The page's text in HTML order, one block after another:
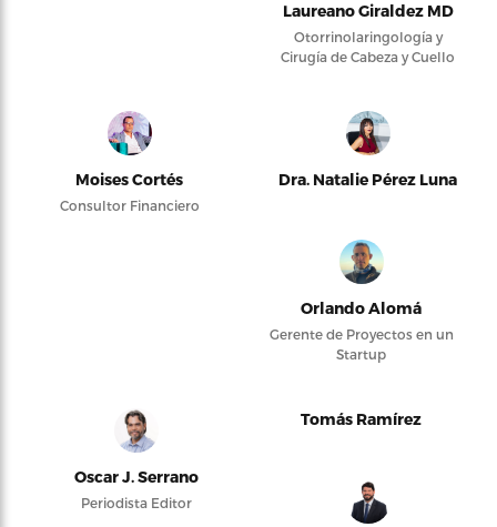
Laureano Giraldez MD
Otorrinolaringología y
Cirugía de Cabeza y Cuello
Moises Cortés
Consultor Financiero
Dra. Natalie Pérez Luna
Orlando Alomá
Gerente de Proyectos en un
Startup
Oscar J. Serrano
Periodista Editor
Tomás Ramírez